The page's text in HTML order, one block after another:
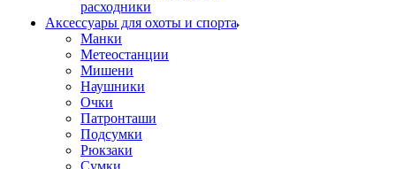
расходники
Аксессуары для охоты и спорта
Манки
Метеостанции
Мишени
Наушники
Очки
Патронташи
Подсумки
Рюкзаки
Сумки